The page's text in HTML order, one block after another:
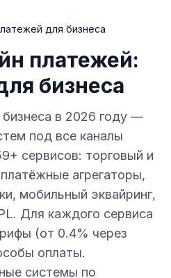
для бизнеса
платежей:
бизнеса
в 2026 году —
под все каналы
сервисов: торговый и
агрегаторы,
мобильный эквайринг,
Для каждого сервиса
(от 0.4% через
оплаты.
системы по